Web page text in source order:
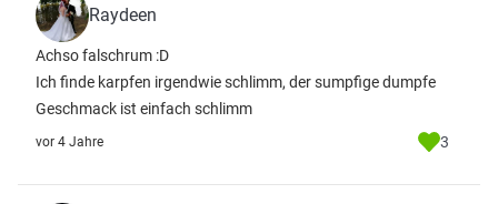
Raydeen
Achso falschrum :D
Ich finde karpfen irgendwie schlimm, der sumpfige dumpfe
Geschmack ist einfach schlimm
vor 4 Jahre 3